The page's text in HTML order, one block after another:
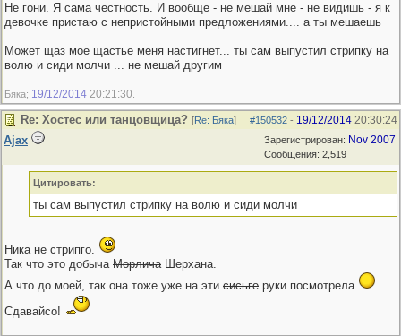
Не гони. Я сама честность. И вообще - не мешай мне - не видишь - я к
девочке пристаю с непристойными предложениями.... а ты мешаешь
Может щаз мое щастье меня настигнет... ты сам выпустил стрипку на
волю и сиди молчи ... не мешай другим
Бяка; 19/12/2014 20:21:30
#150532 - 19/12/2014 20:30:24
Re: Хостес или танцовщица? [Re: Бяка]
Зарегистрирован: Nov 2007
Сообщения: 2,519
Ajax
Цитировать:
ты сам выпустил стрипку на волю и сиди молчи
Ника не стрипго.
Так что это добыча МорличаШерхана.
А что до моей, так она тоже уже на эти сисьге руки посмотрела
Сдавайсо!